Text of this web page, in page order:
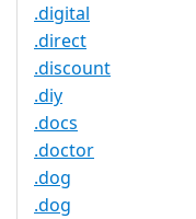
.digital
.direct
.discount
.diy
.docs
.doctor
.dog
.dog